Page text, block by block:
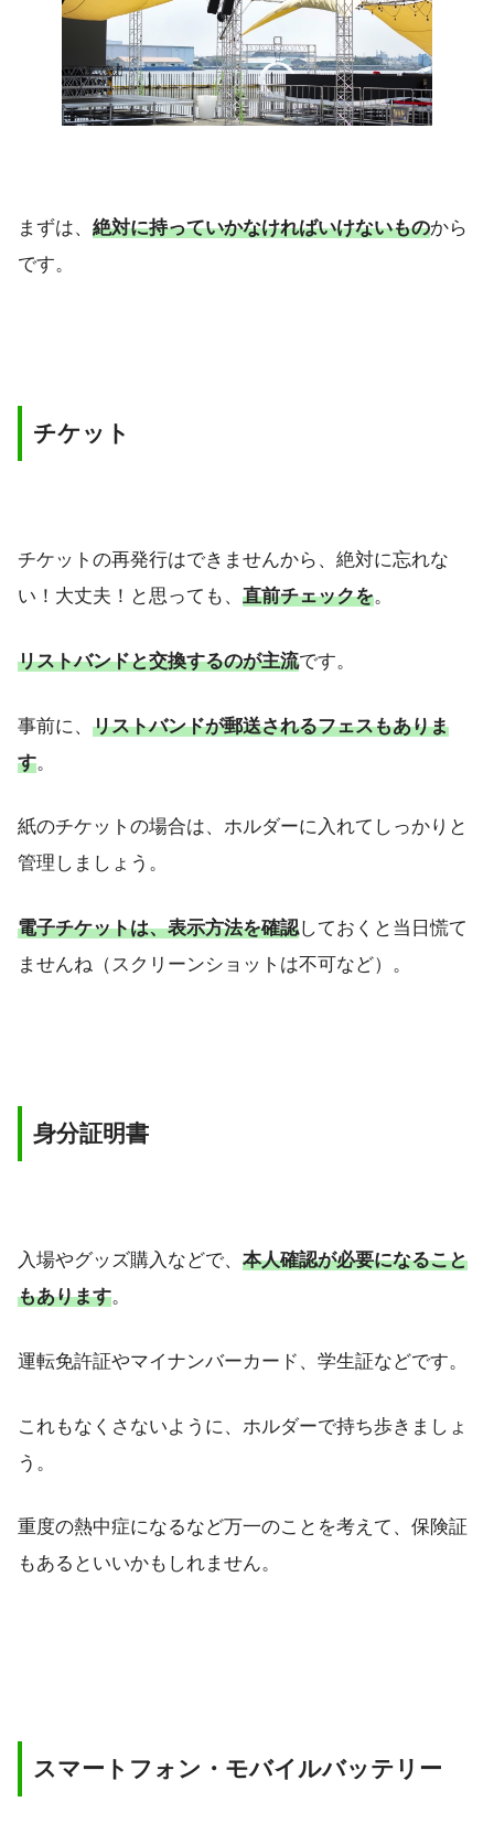
まずは、 絶対に持っていかなければいけないものから
です。
チケット
チケットの再発行はできませんから、絶対に忘れな
い！大丈夫！と思っても、 直前チェックを。
リストバンドと交換するのが主流です。
事前に、 リストバンドが郵送されるフェスもありま
す。
紙のチケットの場合は、ホルダーに入れてしっかりと
管理しましょう。
電子チケットは、表示方法を確認しておくと当日慌て
ませんね（スクリーンショットは不可など）。
身分証明書
入場やグッズ購入などで、 本人確認が必要になること
もあります。
運転免許証やマイナンバーカード、学生証などです。
これもなくさないように、ホルダーで持ち歩きましょ
う。
重度の熱中症になるなど万一のことを考えて、保険証
もあるといいかもしれません。
スマートフォン・モバイルバッテリー